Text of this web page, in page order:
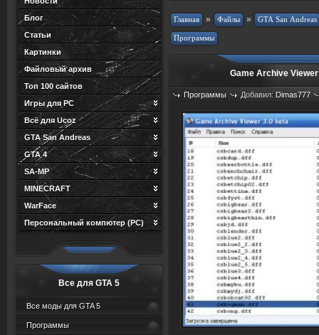
Блог
Статьи
Картинки
Файловый архив
Топ 100 сайтов
Игры для PC
Всё для Ucoz
GTA San Andreas
GTA 4
SA-MP
MINECRAFT
WarFace
Персональный компютер (PC)
Все для GTA 5
Все моды для GTA 5
Программы
» »
Game Archive
Программы Добавил: Dimas777